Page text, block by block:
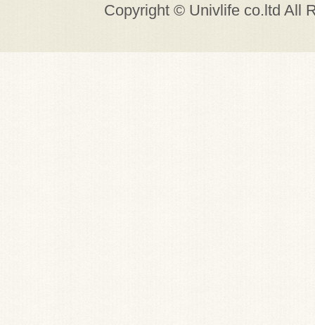
Copyright © Univlife co.ltd All